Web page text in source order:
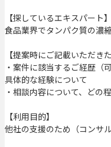
【探しているエキスパート】
食品業界でタンパク質の濃
【提案時にご記載いただき
・案件に該当するご経歴（
具体的な経験について
・相談内容について、どの
【利用目的】
他社の支援のため（コンサル